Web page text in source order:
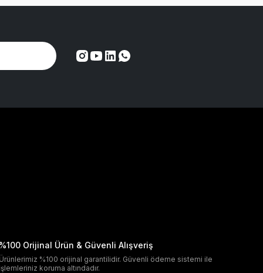
%100 Orijinal Ürün & Güvenli Alışveriş
Ürünlerimiz %100 orijinal garantilidir. Güvenli ödeme sistemi ile
işlemleriniz koruma altındadır.